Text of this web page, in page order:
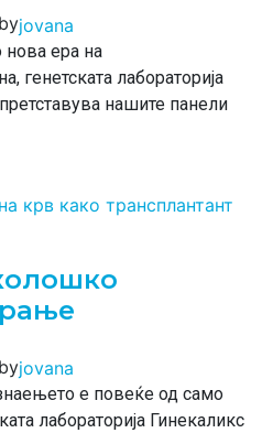
byjovana
ера на
генетската лабораторија
нашите панели
крв како трансплантант
byjovana
е повеќе од само
лабораторија Гинекаликс